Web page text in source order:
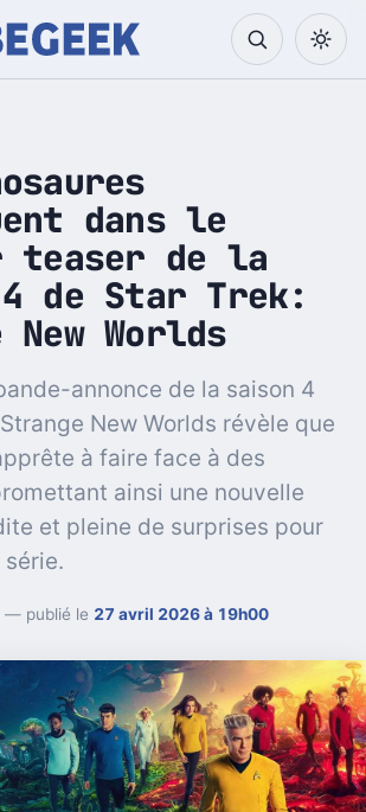
dans le
teaser de la
de Star Trek:
Worlds
annonce de la saison 4
New Worlds révèle que
à faire face à des
ainsi une nouvelle
et pleine de surprises pour
— publié le 27 avril 2026 à 19h00